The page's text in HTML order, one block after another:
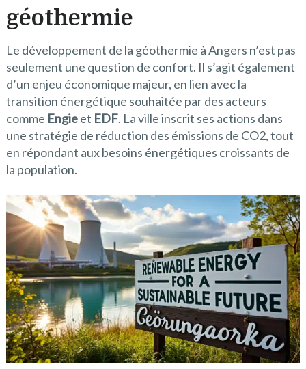
géothermie
Le développement de la géothermie à Angers n’est pas
seulement une question de confort. Il s’agit également
d’un enjeu économique majeur, en lien avec la
transition énergétique souhaitée par des acteurs
comme Engieet EDF. La ville inscrit ses actions dans
une stratégie de réduction des émissions de CO2, tout
en répondant aux besoins énergétiques croissants de
la population.